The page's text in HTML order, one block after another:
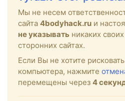
Мы не несем
сайта 4bodyhack.ru и
не указывать никаких
сторонних сайтах.
Если Вы не хотите
компьютера, нажмите
перемещены через 4